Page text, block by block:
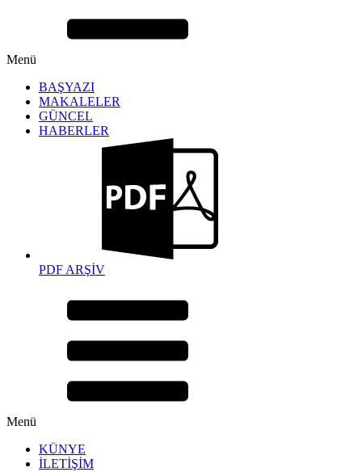
Menü
BAŞYAZI
MAKALELER
GÜNCEL
HABERLER
PDF ARŞİV
Menü
KÜNYE
İLETİŞİM